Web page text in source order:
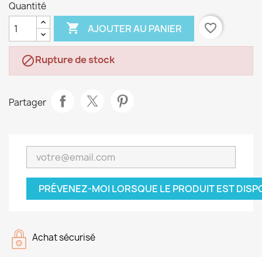
Quantité
 AJOUTER AU PANIER favorite_border
Rupture de stock
Partager
PRÉVENEZ-MOI LORSQUE LE PRODUIT EST
Achat sécurisé